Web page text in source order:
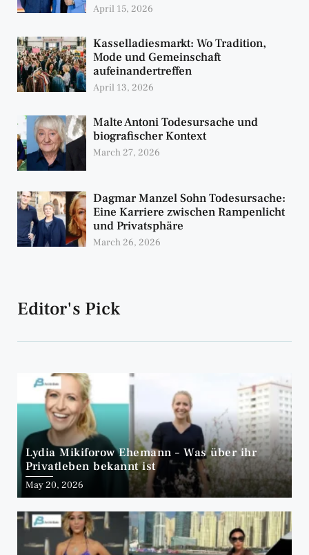
April 15, 2026
Kasselladiesmarkt: Wo Tradition,
Mode und Gemeinschaft
aufeinandertreffen
April 13, 2026
Malte Antoni Todesursache und
biografischer Kontext
March 27, 2026
Dagmar Manzel Sohn Todesursache:
Eine Karriere zwischen Rampenlicht
und Privatsphäre
March 26, 2026
Editor's Pick
Lydia Mikiforow Ehemann – Was über ihr
Privatleben bekannt ist
May 20, 2026